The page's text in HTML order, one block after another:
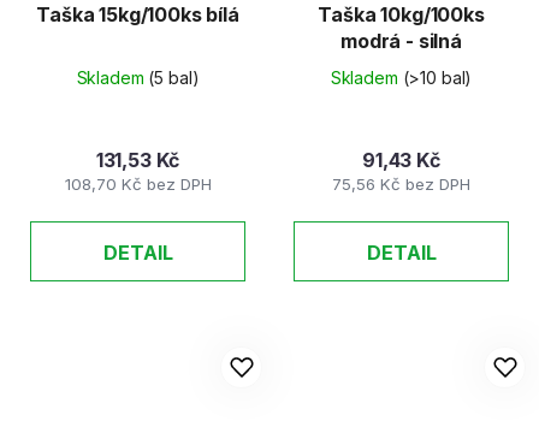
Taška 15kg/100ks bílá
Skladem (5 bal)
108,70 Kč bez DPH
131,53 Kč
DETAIL
Taška 10kg/100ks
modrá - silná
Skladem (>10 bal)
75,56 Kč bez DPH
91,43 Kč
DETAIL